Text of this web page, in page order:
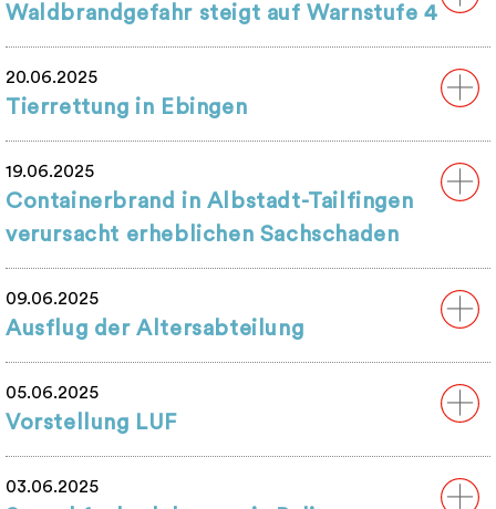
Waldbrandgefahr steigt auf Warnstufe 4
20.06.2025
Tierrettung in Ebingen
19.06.2025
Containerbrand in Albstadt-Tailfingen
verursacht erheblichen Sachschaden
09.06.2025
Ausflug der Altersabteilung
05.06.2025
Vorstellung LUF
03.06.2025